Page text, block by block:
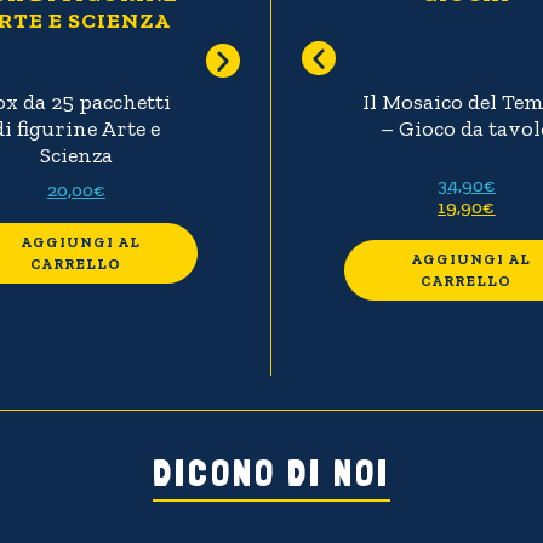
E SCIENZA
da 25 pacchetti
figurine Arte e
Scienza
20,00€
AGGIUNGI AL
CARRELLO
Album cartonato
Arte e Scienza
AGGIUNGI AL
CARRELLO
Borsa tela arancione
Donna elegante
LEGGI TUTTO
Il Mosaico del
– Gioco da
34,90€
19,90€
AGGIUNGI AL
CARRELLO
DICONO DI NOI